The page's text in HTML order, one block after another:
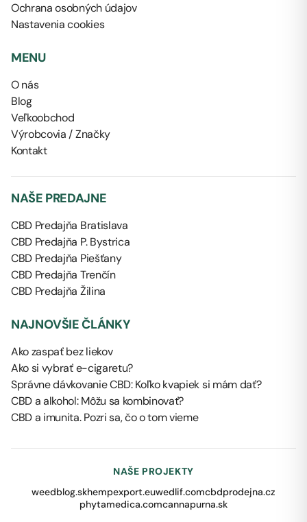
Ochrana osobných údajov
Nastavenia cookies
MENU
O nás
Blog
Veľkoobchod
Výrobcovia / Značky
Kontakt
NAŠE PREDAJNE
CBD Predajňa Bratislava
CBD Predajňa P. Bystrica
CBD Predajňa Piešťany
CBD Predajňa Trenčín
CBD Predajňa Žilina
NAJNOVŠIE ČLÁNKY
Ako zaspať bez liekov
Ako si vybrať e-cigaretu?
Správne dávkovanie CBD: Koľko kvapiek si mám dať?
CBD a alkohol: Môžu sa kombinovať?
CBD a imunita. Pozri sa, čo o tom vieme
NAŠE PROJEKTY
weedblog.skhempexport.euwedlif.comcbdprodejna.cz
phytamedica.comcannapurna.sk